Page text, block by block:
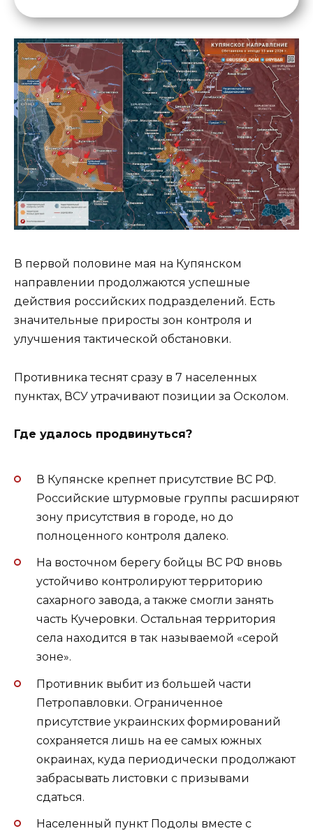
В первой половине мая на Купянском
направлении продолжаются успешные
действия российских подразделений. Есть
значительные приросты зон контроля и
улучшения тактической обстановки.
Противника теснят сразу в 7 населенных
пунктах, ВСУ утрачивают позиции за Осколом.
Где удалось продвинуться?
В Купянске крепнет присутствие ВС РФ.
Российские штурмовые группы расширяют
зону присутствия в городе, но до
полноценного контроля далеко.
На восточном берегу бойцы ВС РФ вновь
устойчиво контролируют территорию
сахарного завода, а также смогли занять
часть Кучеровки. Остальная территория
села находится в так называемой «серой
зоне».
Противник выбит из большей части
Петропавловки. Ограниченное
присутствие украинских формирований
сохраняется лишь на ее самых южных
окраинах, куда периодически продолжают
забрасывать листовки с призывами
сдаться.
Населенный пункт Подолы вместе с